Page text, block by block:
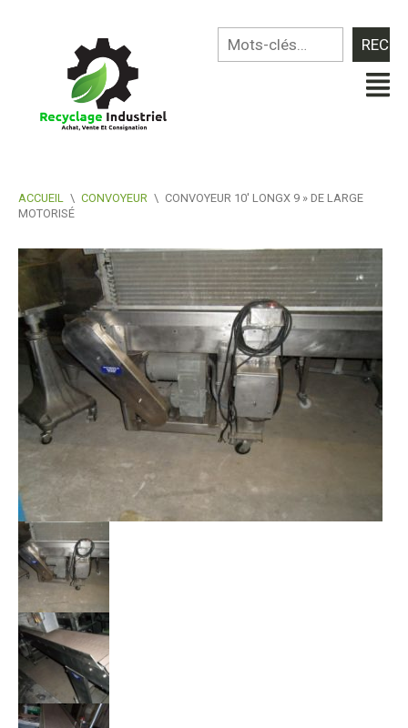
ACCUEIL \ CONVOYEUR \ CONVOYEUR 10′ LONGX 9 » DE LARGE
MOTORISÉ